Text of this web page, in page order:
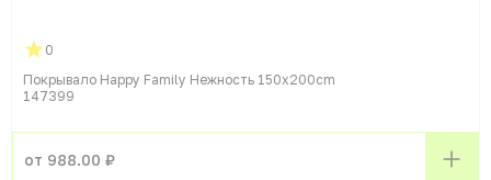
0
Покрывало Happy Family Нежность 150x200cm
147399
от 988.00 ₽